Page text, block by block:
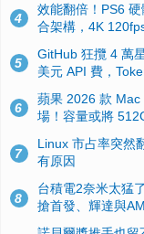
4
效能翻倍！PS6
合架構，4K
5
GitHub 狂攬 4 萬
美元 API 費，
6
蘋果 2026 款
場！容量或將
7
Linux 市占率突然
有原因
8
台積電2奈米太猛
搶首發、輝達與